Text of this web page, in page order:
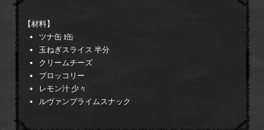
【材料】
ツナ缶 1缶
玉ねぎスライス 半分
クリームチーズ
ブロッコリー
レモン汁 少々
ルヴァンプライムスナック